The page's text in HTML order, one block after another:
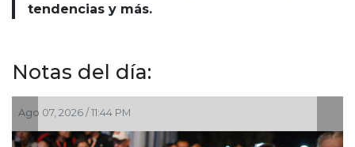
tendencias y más.
Notas del día:
2026 / 11:44 PM